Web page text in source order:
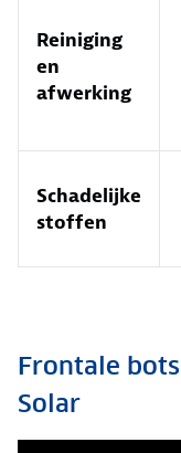
Reiniging
en
afwerking
Schadelijke
stoffen
Frontale
Solar